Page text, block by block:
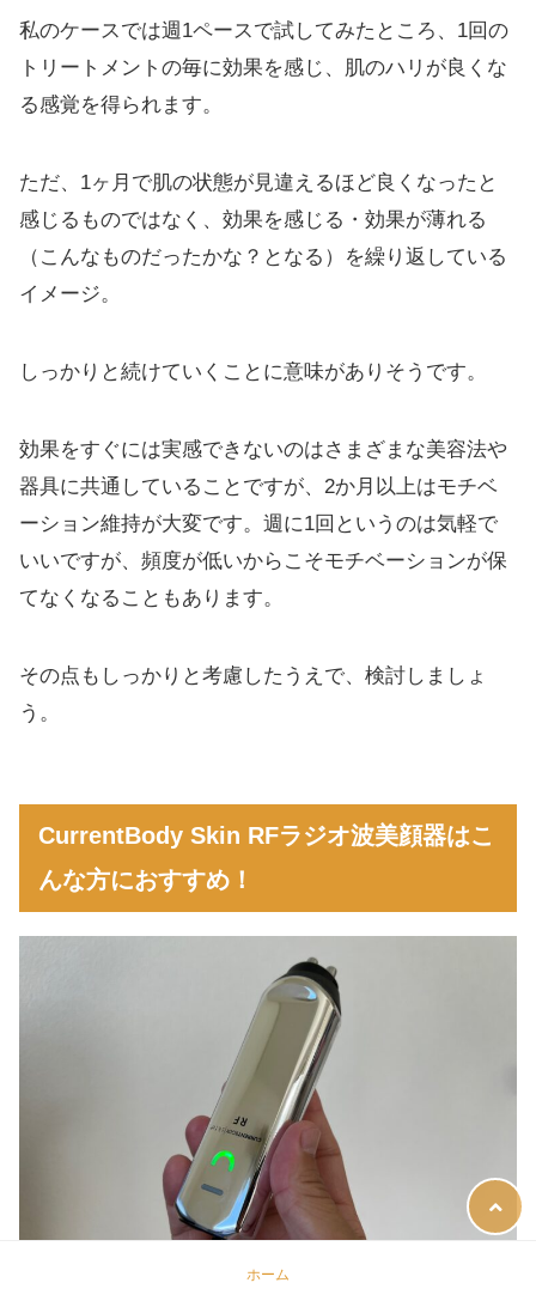
私のケースでは週1ペースで試してみたところ、1回の
トリートメントの毎に効果を感じ、肌のハリが良くな
る感覚を得られます。
ただ、1ヶ月で肌の状態が見違えるほど良くなったと
感じるものではなく、効果を感じる・効果が薄れる
（こんなものだったかな？となる）を繰り返している
イメージ。
しっかりと続けていくことに意味がありそうです。
効果をすぐには実感できないのはさまざまな美容法や
器具に共通していることですが、2か月以上はモチベ
ーション維持が大変です。週に1回というのは気軽で
いいですが、頻度が低いからこそモチベーションが保
てなくなることもあります。
その点もしっかりと考慮したうえで、検討しましょ
う。
CurrentBody Skin RFラジオ波美顔器はこ
んな方におすすめ！
ホーム